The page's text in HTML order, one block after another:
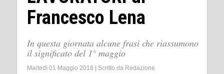
Francesco Lena
In questa giornata alcune frasi che riassumono
il significato del 1° maggio
Martedì 01 Maggio 2018 Scritto da Redazione